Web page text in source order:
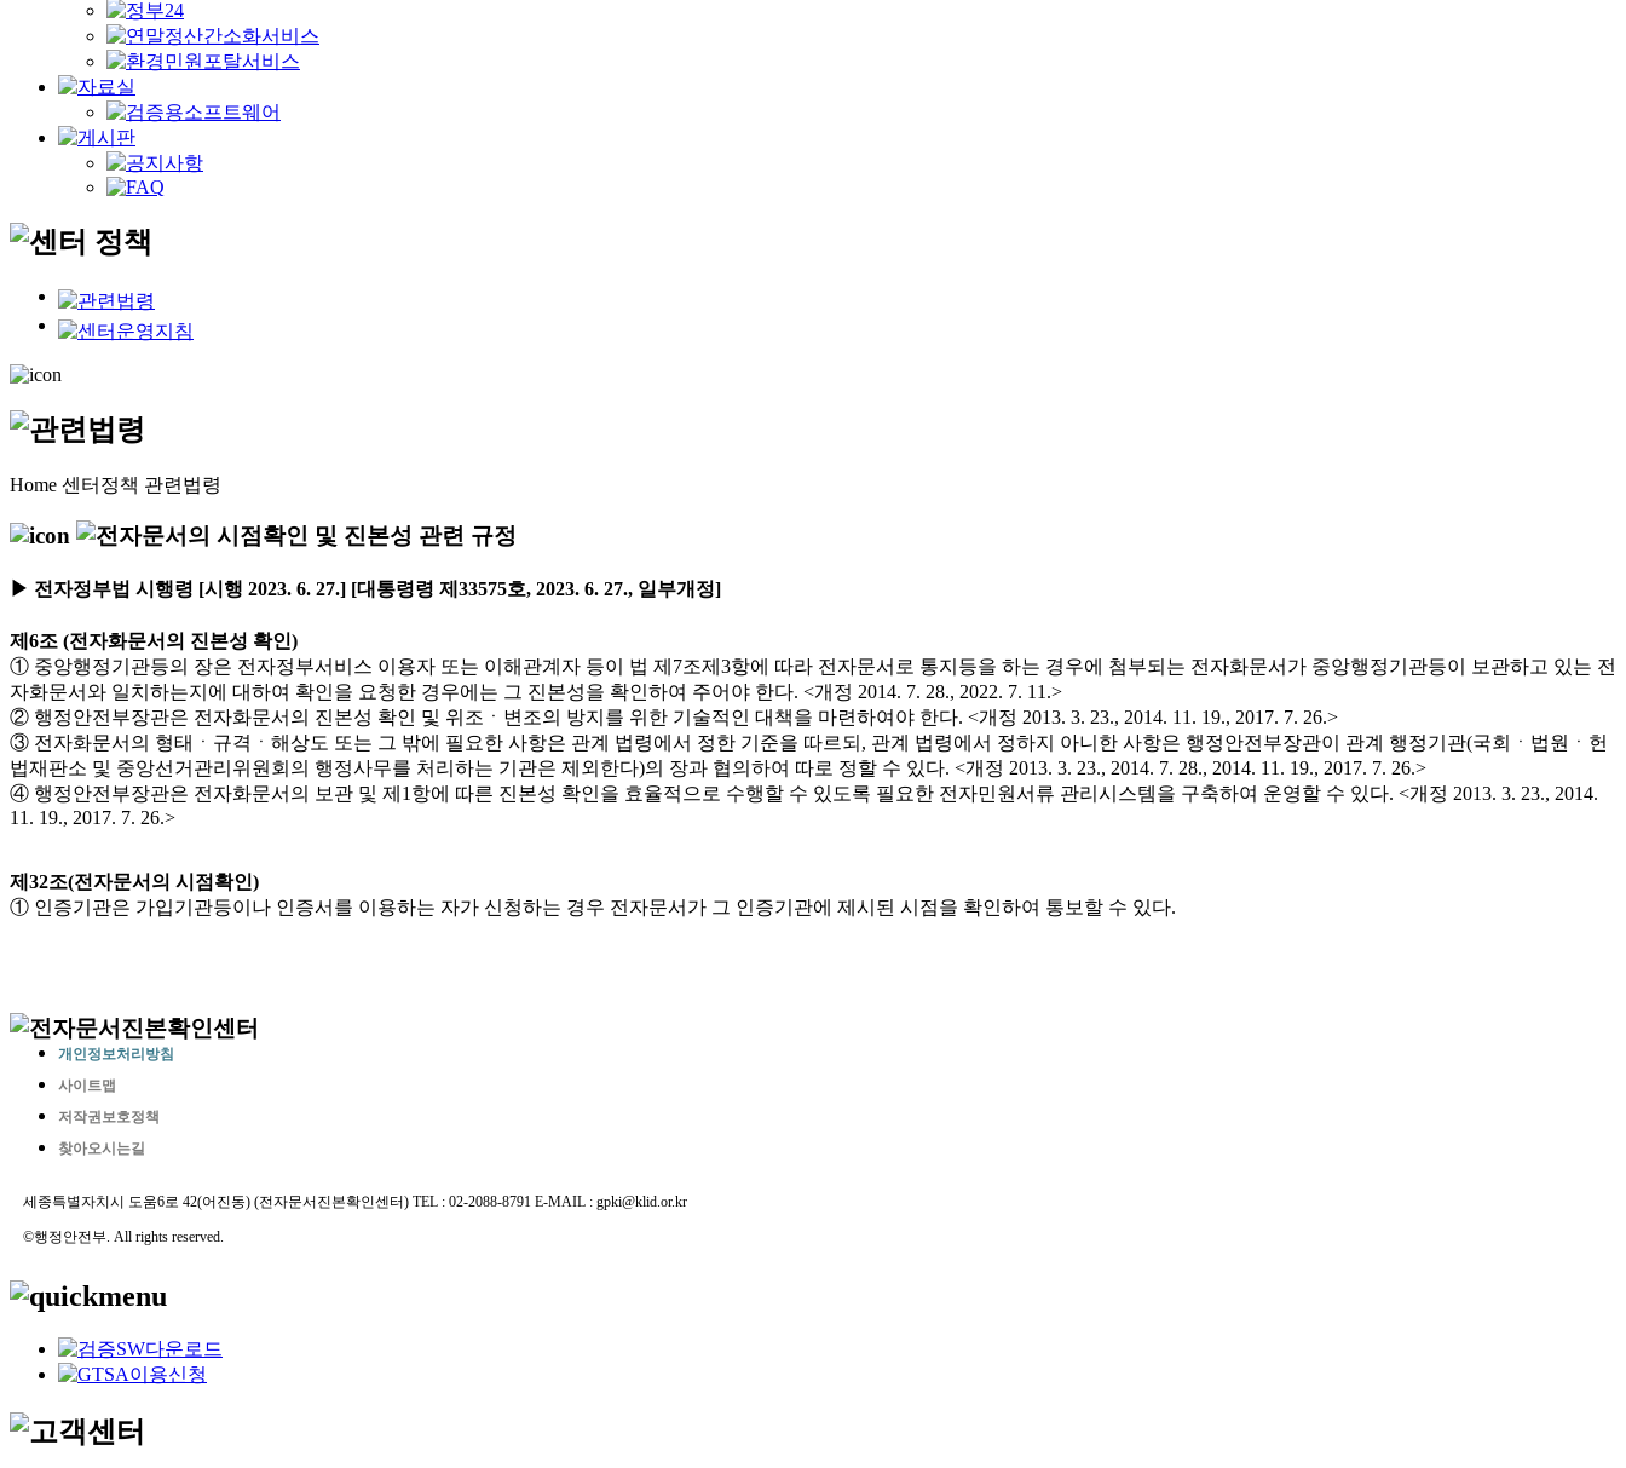
Home 센터정책 관련법령
▶ 전자정부법 시행령 [시행 2023. 6. 27.] [대통령령 제33575호, 2023. 6. 27., 일부개정]
제6조 (전자화문서의 진본성 확인)
① 중앙행정기관등의 장은 전자정부서비스 이용자 또는 이해관계자 등이 법 제7조제3항에 따라 전자문서로 통지등을 하는 경우에 첨부되는 전자화문서가 중앙행정기관등이 보관하고 있는 전
자화문서와 일치하는지에 대하여 확인을 요청한 경우에는 그 진본성을 확인하여 주어야 한다. <개정 2014. 7. 28., 2022. 7. 11.>
② 행정안전부장관은 전자화문서의 진본성 확인 및 위조ㆍ변조의 방지를 위한 기술적인 대책을 마련하여야 한다. <개정 2013. 3. 23., 2014. 11. 19., 2017. 7. 26.>
③ 전자화문서의 형태ㆍ규격ㆍ해상도 또는 그 밖에 필요한 사항은 관계 법령에서 정한 기준을 따르되, 관계 법령에서 정하지 아니한 사항은 행정안전부장관이 관계 행정기관(국회ㆍ법원ㆍ헌
법재판소 및 중앙선거관리위원회의 행정사무를 처리하는 기관은 제외한다)의 장과 협의하여 따로 정할 수 있다. <개정 2013. 3. 23., 2014. 7. 28., 2014. 11. 19., 2017. 7. 26.>
④ 행정안전부장관은 전자화문서의 보관 및 제1항에 따른 진본성 확인을 효율적으로 수행할 수 있도록 필요한 전자민원서류 관리시스템을 구축하여 운영할 수 있다. <개정 2013. 3. 23., 2014.
11. 19., 2017. 7. 26.>
제32조(전자문서의 시점확인)
① 인증기관은 가입기관등이나 인증서를 이용하는 자가 신청하는 경우 전자문서가 그 인증기관에 제시된 시점을 확인하여 통보할 수 있다.
개인정보처리방침
사이트맵
저작권보호정책
찾아오시는길
세종특별자치시 도움6로 42(어진동) (전자문서진본확인센터) TEL : 02-2088-8791 E-MAIL : gpki@klid.or.kr
©행정안전부. All rights reserved.